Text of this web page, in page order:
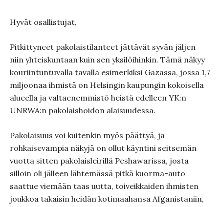
Hyvät osallistujat,
Pitkittyneet pakolaistilanteet jättävät syvän jäljen
niin yhteiskuntaan kuin sen yksilöihinkin. Tämä näkyy
kouriintuntuvalla tavalla esimerkiksi Gazassa, jossa 1,7
miljoonaa ihmistä on Helsingin kaupungin kokoisella
alueella ja valtaenemmistö heistä edelleen YK:n
UNRWA:n pakolaishoidon alaisuudessa.
Pakolaisuus voi kuitenkin myös päättyä, ja
rohkaisevampia näkyjä on ollut käyntini seitsemän
vuotta sitten pakolaisleirillä Peshawarissa, josta
silloin oli jälleen lähtemässä pitkä kuorma-auto
saattue viemään taas uutta, toiveikkaiden ihmisten
joukkoa takaisin heidän kotimaahansa Afganistaniin,